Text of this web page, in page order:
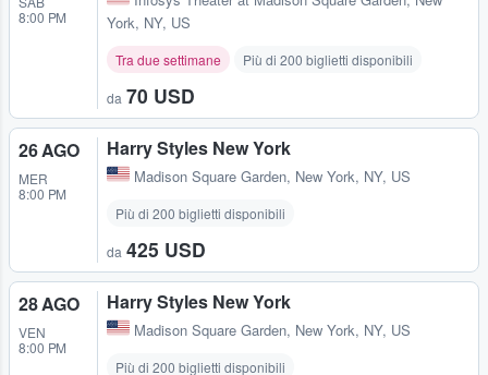
8:00 PM
York, NY, US
Tra due settimane Più di 200 biglietti disponibili
da 70 USD
26 AGO
MER
8:00 PM
Harry Styles New York
Madison Square Garden, New York, NY, US
Più di 200 biglietti disponibili
da 425 USD
28 AGO
VEN
8:00 PM
Harry Styles New York
Madison Square Garden, New York, NY, US
Più di 200 biglietti disponibili